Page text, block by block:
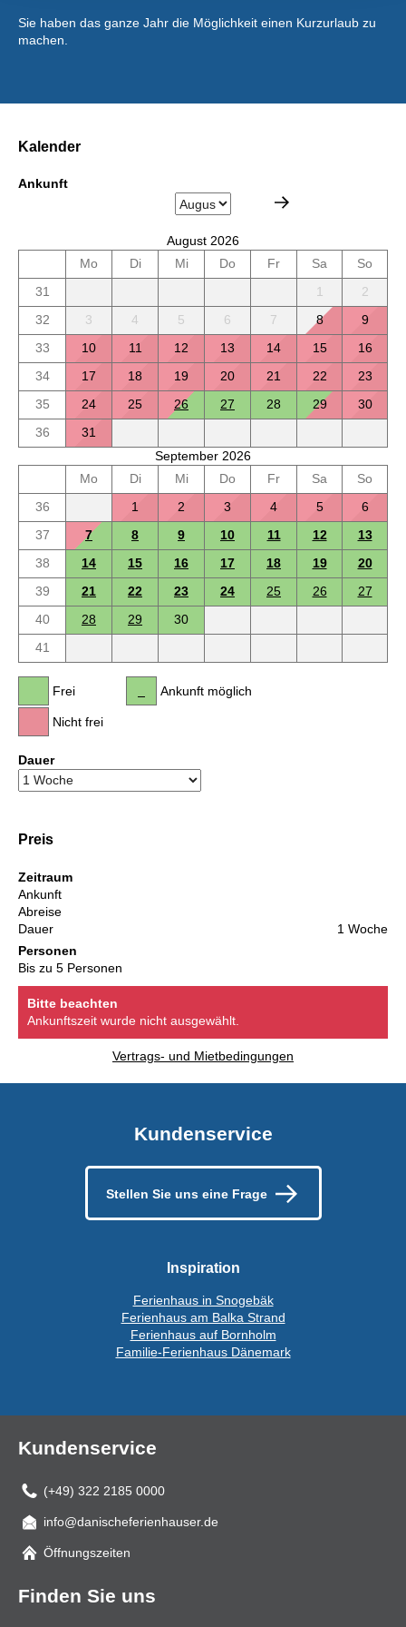
Sie haben das ganze Jahr die Möglichkeit einen Kurzurlaub zu
machen.
Kalender
Ankunft
August 2026
Mo
Di Mi Do Fr Sa
So
31
1
2
32
3 4 5 6 7 8
9
33
10 11 12 13 14 15
16
34
17 18 19 20 21 22
23
35
24 25 26 27 28 29
30
36
31
September 2026
Mo
Di Mi Do Fr Sa
So
36
1 2 3 4 5
6
37
7 8 9 10 11 12
13
38
14 15 16 17 18 19
20
39
21 22 23 24 25 26
27
40
28 29
30
41
Frei
Nicht frei
Ankunft möglich
Dauer
Preis
Zeitraum
Ankunft
Abreise
Dauer
1 Woche
Personen
Bis zu 5 Personen
Bitte beachten
Ankunftszeit wurde nicht ausgewählt.
Vertrags- und Mietbedingungen
Kundenservice
Stellen Sie uns eine Frage
Inspiration
Ferienhaus in Snogebäk
Ferienhaus am Balka Strand
Ferienhaus auf Bornholm
Familie-Ferienhaus Dänemark
Kundenservice
(+49) 322 2185 0000
Mail
info@danischeferienhauser.de
Öffnungszeiten
Finden Sie uns